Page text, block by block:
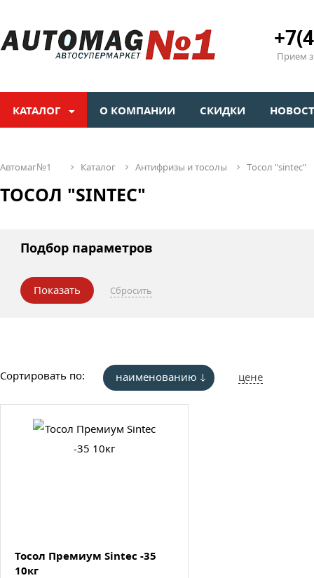
Прием
КАТАЛОГ О КОМПАНИИ СКИДКИ
автомаг№1 каталог антифризы и тосолы тосол "sintec"
ТОСОЛ "SINTEC"
Подбор параметров
Сортировать по: наименованию цене
Тосол Премиум Sintec -35
10кг